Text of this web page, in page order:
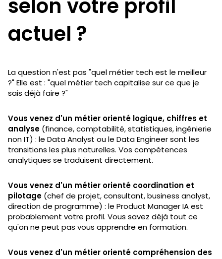
selon votre profil
actuel ?
La question n'est pas "quel métier tech est le meilleur
?" Elle est : "quel métier tech capitalise sur ce que je
sais déjà faire ?"
Vous venez d'un métier orienté logique, chiffres et
analyse (finance, comptabilité, statistiques, ingénierie
non IT) : le Data Analyst ou le Data Engineer sont les
transitions les plus naturelles. Vos compétences
analytiques se traduisent directement.
Vous venez d'un métier orienté coordination et
pilotage (chef de projet, consultant, business analyst,
direction de programme) : le Product Manager IA est
probablement votre profil. Vous savez déjà tout ce
qu'on ne peut pas vous apprendre en formation.
Vous venez d'un métier orienté compréhension des